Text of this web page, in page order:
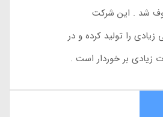
شد . این شرکت
را تولید کرده و در
زیادی بر خوردار است .